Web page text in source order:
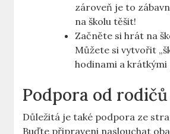
zároveň je to
na školu těšit!
Začněte si hrát na
Můžete si vytvořit
hodinami a krátkými
Podpora od rodičů
Důležitá je také podpora ze
Buďte připraveni naslouchat